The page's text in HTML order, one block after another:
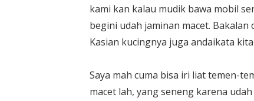
kami kan kalau mudik bawa mobil
begini udah jaminan macet.
Kasian kucingnya juga andaikata
Saya mah cuma bisa iri liat temen-
macet lah, yang seneng karena